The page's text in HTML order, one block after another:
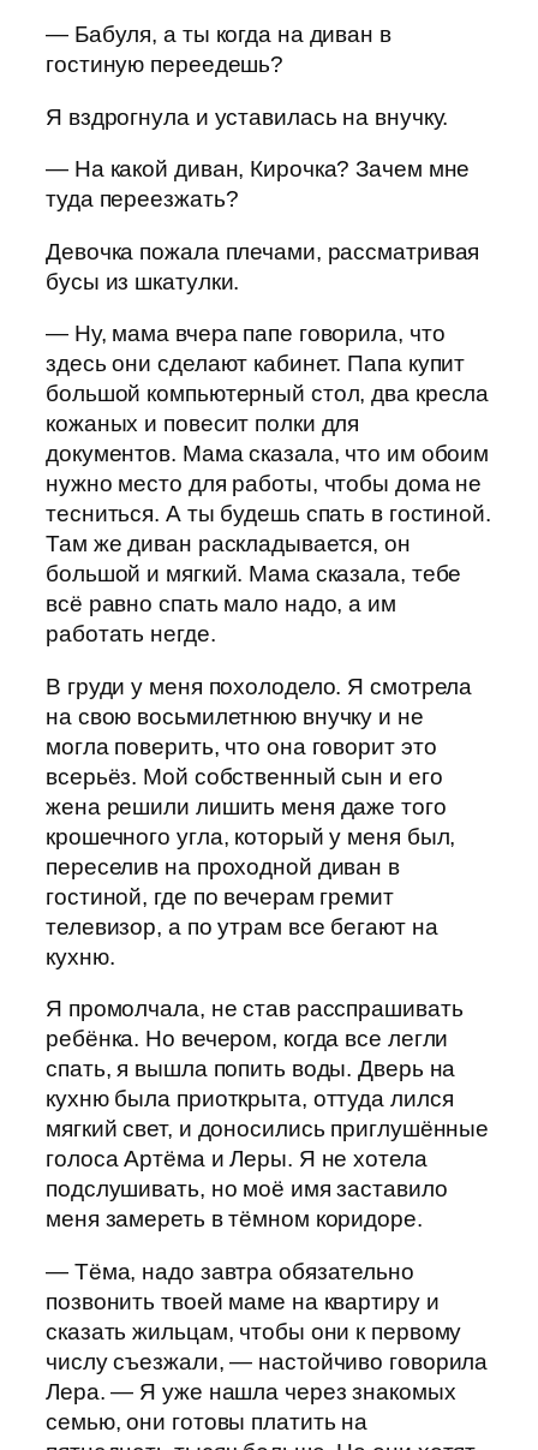
— Бабуля, а ты когда на диван в
гостиную переедешь?
Я вздрогнула и уставилась на внучку.
— На какой диван, Кирочка? Зачем мне
туда переезжать?
Девочка пожала плечами, рассматривая
бусы из шкатулки.
— Ну, мама вчера папе говорила, что
здесь они сделают кабинет. Папа купит
большой компьютерный стол, два кресла
кожаных и повесит полки для
документов. Мама сказала, что им обоим
нужно место для работы, чтобы дома не
тесниться. А ты будешь спать в гостиной.
Там же диван раскладывается, он
большой и мягкий. Мама сказала, тебе
всё равно спать мало надо, а им
работать негде.
В груди у меня похолодело. Я смотрела
на свою восьмилетнюю внучку и не
могла поверить, что она говорит это
всерьёз. Мой собственный сын и его
жена решили лишить меня даже того
крошечного угла, который у меня был,
переселив на проходной диван в
гостиной, где по вечерам гремит
телевизор, а по утрам все бегают на
кухню.
Я промолчала, не став расспрашивать
ребёнка. Но вечером, когда все легли
спать, я вышла попить воды. Дверь на
кухню была приоткрыта, оттуда лился
мягкий свет, и доносились приглушённые
голоса Артёма и Леры. Я не хотела
подслушивать, но моё имя заставило
меня замереть в тёмном коридоре.
— Тёма, надо завтра обязательно
позвонить твоей маме на квартиру и
сказать жильцам, чтобы они к первому
числу съезжали, — настойчиво говорила
Лера. — Я уже нашла через знакомых
семью, они готовы платить на